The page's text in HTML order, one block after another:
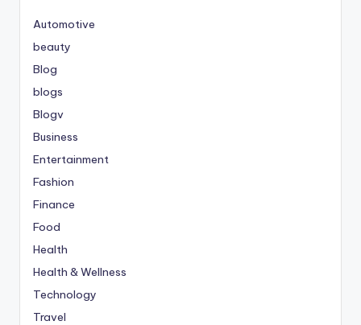
Automotive
beauty
Blog
blogs
Blogv
Business
Entertainment
Fashion
Finance
Food
Health
Health & Wellness
Technology
Travel